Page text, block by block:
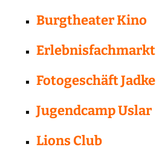
Burgtheater Kino
Erlebnisfachmarkt
Fotogeschäft Jadke
Jugendcamp Uslar
Lions Club